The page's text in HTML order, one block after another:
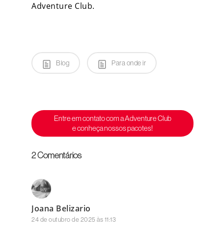
Adventure Club.
Blog Para onde ir
Entre em contato com a Adventure Club
e conheça nossos pacotes!
2 Comentários
Joana Belizario
24 de outubro de 2025 às 11:13